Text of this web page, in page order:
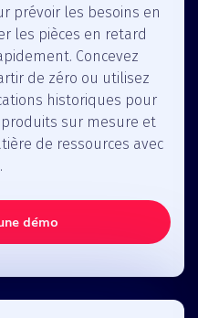
prévoir les besoins en
les pièces en retard
Concevez
de zéro ou utilisez
historiques pour
sur mesure et
de ressources avec
démo